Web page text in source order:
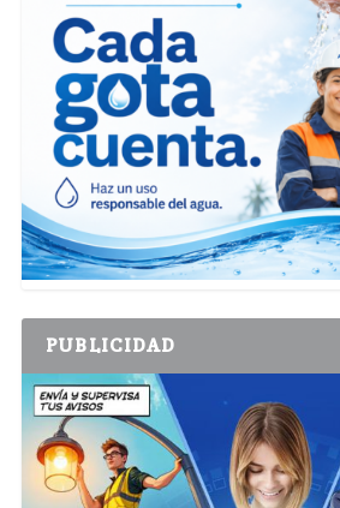
PUBLICIDAD